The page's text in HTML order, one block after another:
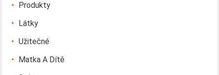
Produkty
Látky
Užitečné
Matka A Dítě